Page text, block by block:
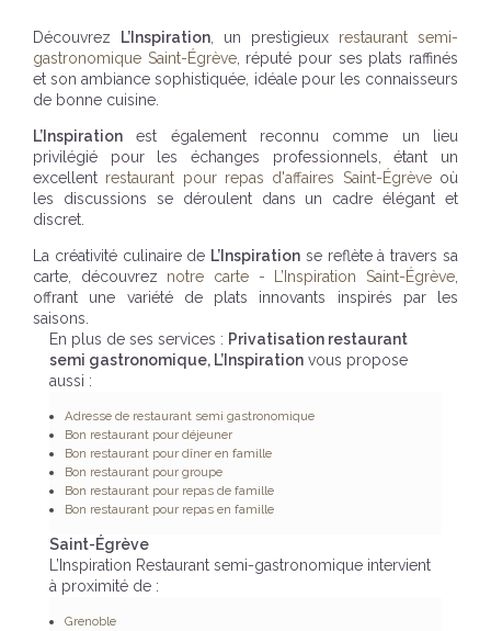
Découvrez L’Inspiration , un prestigieux restaurant semi-
gastronomique Saint-Égrève, réputé pour ses plats raffinés
et son ambiance sophistiquée, idéale pour les connaisseurs
de bonne cuisine.
L’Inspiration est également reconnu comme un lieu
privilégié pour les échanges professionnels, étant un
excellent restaurant pour repas d'affaires Saint-Égrèveoù
les discussions se déroulent dans un cadre élégant et
discret.
La créativité culinaire de L’Inspiration se reflète à travers sa
carte, découvrez notre carte - L’Inspiration Saint-Égrève
offrant une variété de plats innovants inspirés par les
saisons.
En plus de ses services : Privatisation restaurant
semi gastronomique, L’Inspiration vous propose
aussi :
Adresse de restaurant semi gastronomique
Bon restaurant pour déjeuner
Bon restaurant pour dîner en famille
Bon restaurant pour groupe
Bon restaurant pour repas de famille
Bon restaurant pour repas en famille
Saint-Égrève
L’Inspiration Restaurant semi-gastronomique intervient
à proximité de :
Grenoble